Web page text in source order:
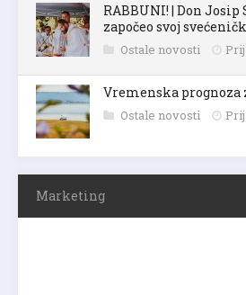
RABBUNI! | Don
započeo svoj
Ostale novosti
Vremenska prognoza
Ostale novosti
Marketing